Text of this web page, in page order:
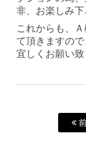
非、お楽しみ下
これからも、
て頂きますの
宜しくお願い